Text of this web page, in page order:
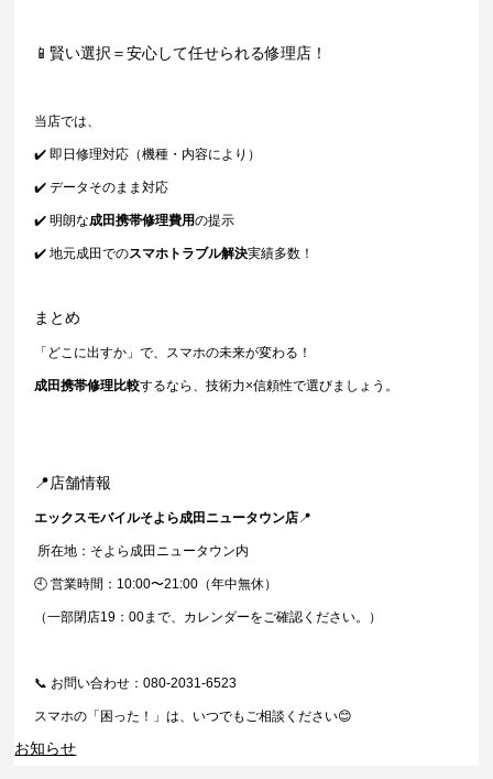
📱賢い選択＝安心して任せられる修理店！
当店では、
✔️ 即日修理対応（機種・内容により）
✔️ データそのまま対応
✔️ 明朗な成田携帯修理費用の提示
✔️ 地元成田でのスマホトラブル解決実績多数！
まとめ
「どこに出すか」で、スマホの未来が変わる！
成田携帯修理比較するなら、技術力×信頼性で選びましょう。
📍店舗情報
エックスモバイルそよら成田ニュータウン店📍
所在地：そよら成田ニュータウン内
🕘 営業時間：10:00〜21:00（年中無休）
（一部閉店19：00まで、カレンダーをご確認ください。）
📞 お問い合わせ：080-2031-6523
スマホの「困った！」は、いつでもご相談ください😊
お知らせ